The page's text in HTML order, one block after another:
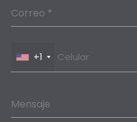
Correo *
+1
Mensaje